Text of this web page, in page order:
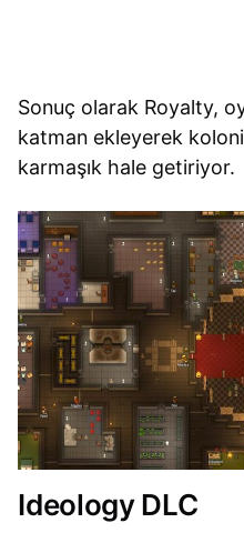
Sonuç olarak Royalty,
katman ekleyerek
karmaşık hale getiriyor.
Ideology DLC